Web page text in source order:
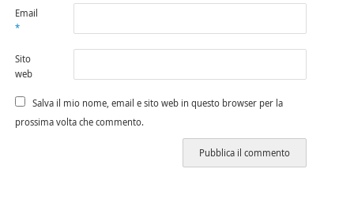
Email
*
Sito
web
Salva il mio nome, email e sito web in questo browser per la
prossima volta che commento.